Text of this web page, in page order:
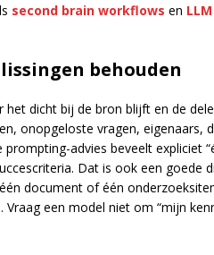
second brain workflows en
behouden
dicht bij de bron blijft en de
onopgeloste vragen, eigenaars,
prompting-advies beveelt expliciet
Dat is ook een goede
document of één
een model niet om “mijn